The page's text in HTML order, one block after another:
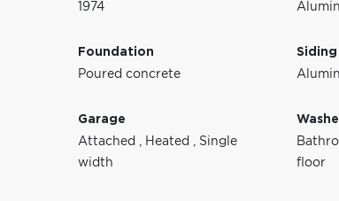
1974
Foundation
Poured concrete
Siding
Garage
Attached , Heated , Single
width
floor